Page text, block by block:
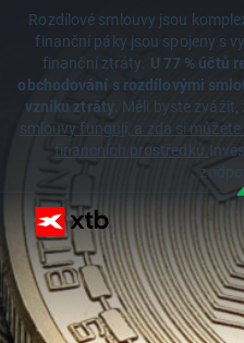
Rozdílové smlouvy jsou
finanční páky jsou spojeny s
finanční ztráty. U 77 % účtů
obchodování s rozdílovými
vzniku ztráty. Měli byste
smlouvy fungují, a zda si
finančních prostředků.